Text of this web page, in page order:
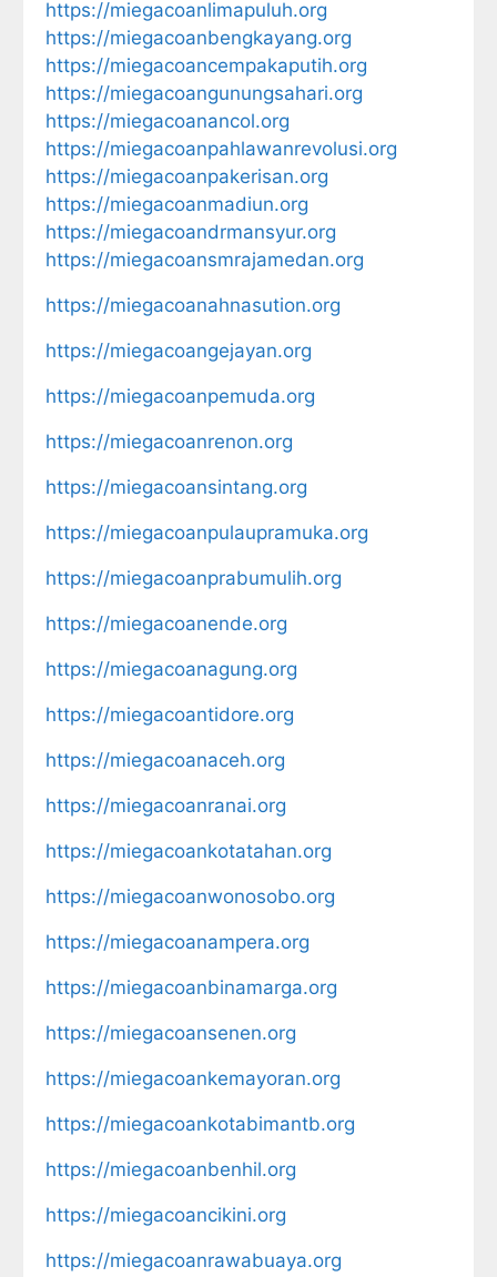
https://miegacoanlimapuluh.org
https://miegacoanbengkayang.org
https://miegacoancempakaputih.org
https://miegacoangunungsahari.org
https://miegacoanancol.org
https://miegacoanpahlawanrevolusi.org
https://miegacoanpakerisan.org
https://miegacoanmadiun.org
https://miegacoandrmansyur.org
https://miegacoansmrajamedan.org
https://miegacoanahnasution.org
https://miegacoangejayan.org
https://miegacoanpemuda.org
https://miegacoanrenon.org
https://miegacoansintang.org
https://miegacoanpulaupramuka.org
https://miegacoanprabumulih.org
https://miegacoanende.org
https://miegacoanagung.org
https://miegacoantidore.org
https://miegacoanaceh.org
https://miegacoanranai.org
https://miegacoankotatahan.org
https://miegacoanwonosobo.org
https://miegacoanampera.org
https://miegacoanbinamarga.org
https://miegacoansenen.org
https://miegacoankemayoran.org
https://miegacoankotabimantb.org
https://miegacoanbenhil.org
https://miegacoancikini.org
https://miegacoanrawabuaya.org